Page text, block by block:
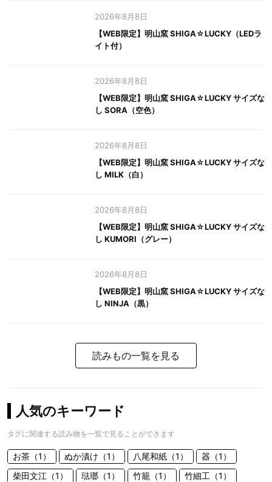
2026年8月8日
【WEB限定】明山窯 SHIGA☆LUCKY（LEDラ
イト付）
2026年8月8日
【WEB限定】明山窯 SHIGA☆LUCKY サイズな
し SORA（空色）
2026年8月8日
【WEB限定】明山窯 SHIGA☆LUCKY サイズな
し MILK（白）
2026年8月8日
【WEB限定】明山窯 SHIGA☆LUCKY サイズな
し KUMORI（グレー）
2026年8月8日
【WEB限定】明山窯 SHIGA☆LUCKY サイズな
し NINJA（黒）
読みもの一覧を見る
人気のキーワード
タグに関連する読み物を一覧で見ることができます
お茶（1） ぬか漬け（1） 八尾和紙（1）
器（1）
柴田文江（1）
琺瑯（1） 竹籠（1） 竹細工（1）